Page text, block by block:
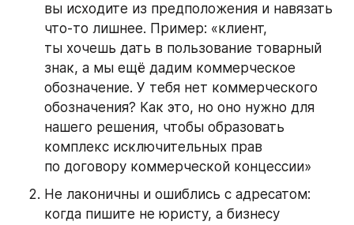
вы исходите из предположения и навязать
что-то лишнее. Пример: «клиент,
ты хочешь дать в пользование товарный
знак, а мы ещё дадим коммерческое
обозначение. У тебя нет коммерческого
обозначения? Как это, но оно нужно для
нашего решения, чтобы образовать
комплекс исключительных прав
по договору коммерческой концессии»
Не лаконичны и ошиблись с адресатом:
когда пишите не юристу, а бизнесу